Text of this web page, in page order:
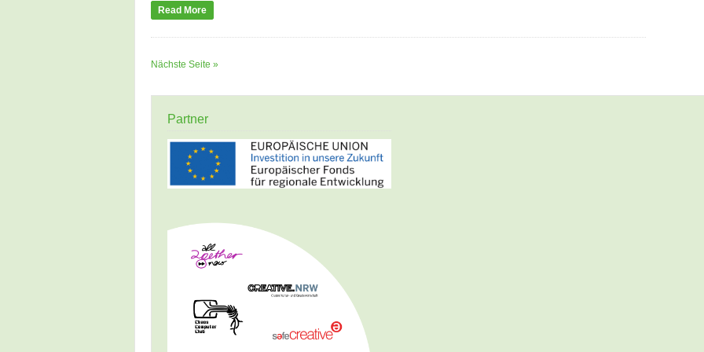
Read More
Nächste Seite »
Partner